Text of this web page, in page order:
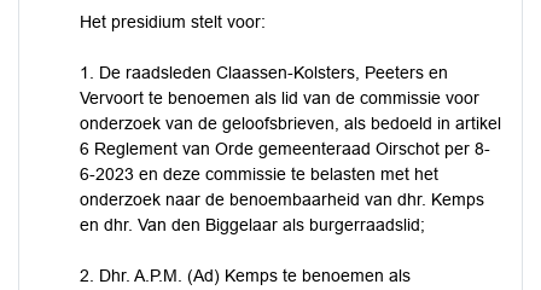
Het presidium stelt voor:
1. De raadsleden Claassen-Kolsters, Peeters en
Vervoort te benoemen als lid van de commissie voor
onderzoek van de geloofsbrieven, als bedoeld in artikel
6 Reglement van Orde gemeenteraad Oirschot per 8-
6-2023 en deze commissie te belasten met het
onderzoek naar de benoembaarheid van dhr. Kemps
en dhr. Van den Biggelaar als burgerraadslid;
2. Dhr. A.P.M. (Ad) Kemps te benoemen als